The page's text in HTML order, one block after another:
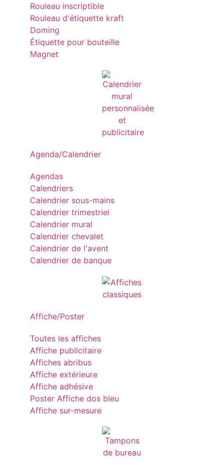
Rouleau inscriptible
Rouleau d'étiquette kraft
Doming
Étiquette pour bouteille
Magnet
Agenda/Calendrier
Agendas
Calendriers
Calendrier sous-mains
Calendrier trimestriel
Calendrier mural
Calendrier chevalet
Calendrier de l'avent
Calendrier de banque
Affiche/Poster
Toutes les affiches
Affiche publicitaire
Affiches abribus
Affiche extérieure
Affiche adhésive
Poster Affiche dos bleu
Affiche sur-mesure